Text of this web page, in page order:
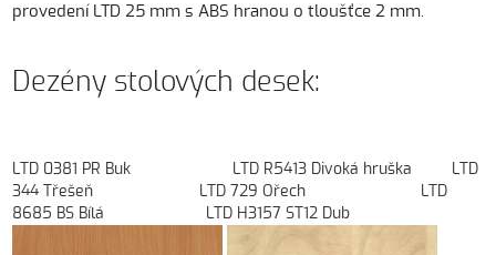
provedení LTD 25 mm s ABS hranou o tloušťce 2 mm.
Dezény stolových desek:
LTD 0381 PR Buk LTD R5413 Divoká hruška LTD
344 Třešeň LTD 729 Ořech LTD
8685 BS Bílá LTD H3157 ST12 Dub